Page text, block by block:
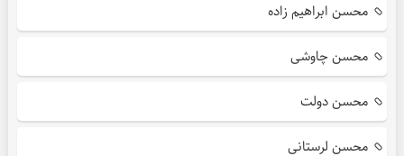
محسن ابراهیم زاده
محسن چاوشی
محسن دولت
محسن لرستانی